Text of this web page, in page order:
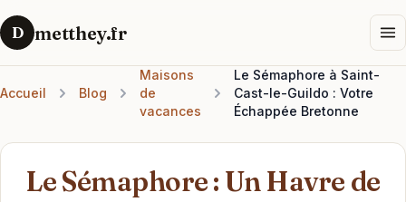
D metthey.fr
Accueil Blog
Maisons
de
vacances
Le Sémaphore à Saint-
Cast-le-Guildo : Votre
Échappée Bretonne
Le Sémaphore : Un Havre de